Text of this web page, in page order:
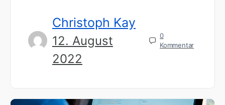
Christoph Kay
12. August
2022
0
Kommentar